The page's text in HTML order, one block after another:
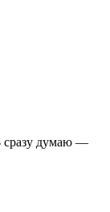
сразу думаю —